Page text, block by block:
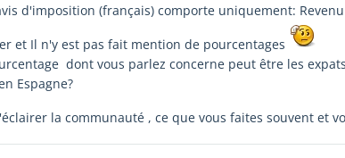
d'imposition (français) comporte uniquement:
et Il n'y est pas fait mention de pourcentages
dont vous parlez concerne peut être les
Espagne?
la communauté , ce que vous faites souvent et